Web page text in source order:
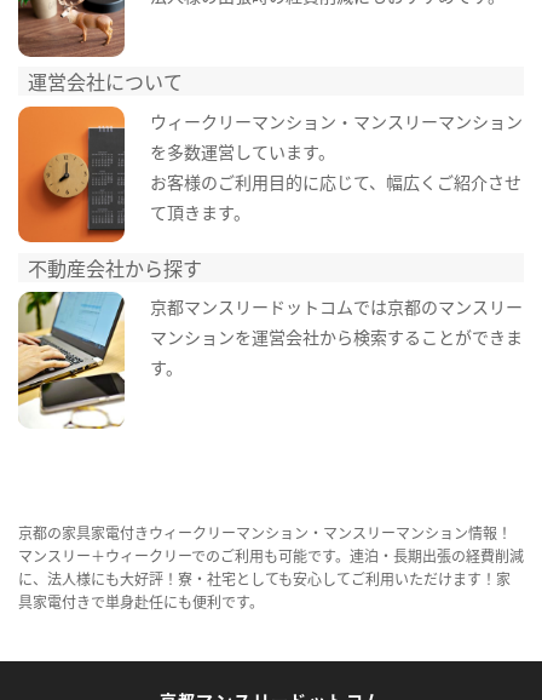
運営会社について
ウィークリーマンション・マンスリーマンション
を多数運営しています。
お客様のご利用目的に応じて、幅広くご紹介させ
て頂きます。
不動産会社から探す
京都マンスリードットコムでは京都のマンスリー
マンションを運営会社から検索することができま
す。
京都の家具家電付きウィークリーマンション・マンスリーマンション情報！
マンスリー＋ウィークリーでのご利用も可能です。連泊・長期出張の経費削減
に、法人様にも大好評！寮・社宅としても安心してご利用いただけます！家
具家電付きで単身赴任にも便利です。